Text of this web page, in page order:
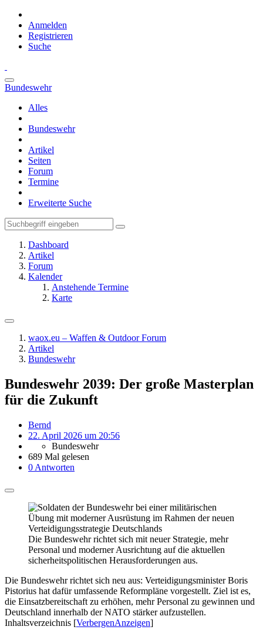
Anmelden
Registrieren
Suche
Bundeswehr
Alles
Bundeswehr
Artikel
Seiten
Forum
Termine
Erweiterte Suche
Dashboard
Artikel
Forum
Kalender
Anstehende Termine
Karte
waox.eu – Waffen & Outdoor Forum
Artikel
Bundeswehr
Bundeswehr 2039: Der große Masterplan
für die Zukunft
Bernd
22. April 2026 um 20:56
Bundeswehr
689 Mal gelesen
0 Antworten
Die Bundeswehr richtet sich mit neuer Strategie, mehr
Personal und moderner Ausrichtung auf die aktuellen
sicherheitspolitischen Herausforderungen aus.
Die Bundeswehr richtet sich neu aus: Verteidigungsminister Boris
Pistorius hat dafür umfassende Reformpläne vorgestellt. Ziel ist es,
die Einsatzbereitschaft zu erhöhen, mehr Personal zu gewinnen und
Deutschland innerhalb der NATO stärker aufzustellen.
Inhaltsverzeichnis [VerbergenAnzeigen]